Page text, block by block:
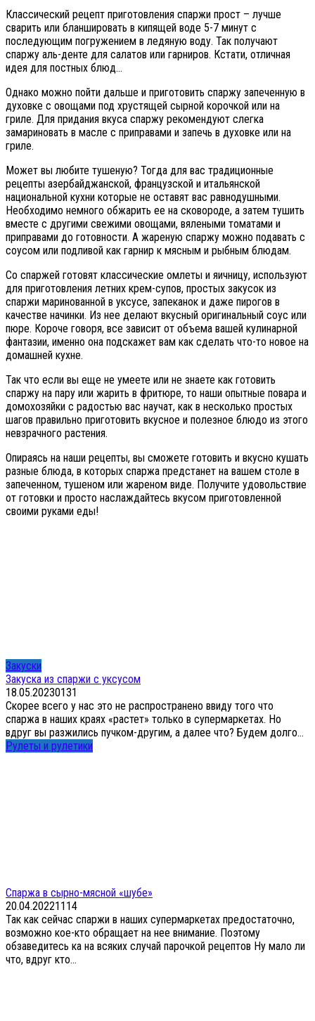
Классический рецепт приготовления спаржи прост – лучше
сварить или бланшировать в кипящей воде 5-7 минут с
последующим погружением в ледяную воду. Так получают
спаржу аль-денте для салатов или гарниров. Кстати, отличная
идея для постных блюд…
Однако можно пойти дальше и приготовить спаржу запеченную в
духовке с овощами под хрустящей сырной корочкой или на
гриле. Для придания вкуса спаржу рекомендуют слегка
замариновать в масле с приправами и запечь в духовке или на
гриле.
Может вы любите тушеную? Тогда для вас традиционные
рецепты азербайджанской, французской и итальянской
национальной кухни которые не оставят вас равнодушными.
Необходимо немного обжарить ее на сковороде, а затем тушить
вместе с другими свежими овощами, вялеными томатами и
приправами до готовности. А жареную спаржу можно подавать с
соусом или подливой как гарнир к мясным и рыбным блюдам.
Со спаржей готовят классические омлеты и яичницу, используют
для приготовления летних крем-супов, простых закусок из
спаржи маринованной в уксусе, запеканок и даже пирогов в
качестве начинки. Из нее делают вкусный оригинальный соус или
пюре. Короче говоря, все зависит от объема вашей кулинарной
фантазии, именно она подскажет вам как сделать что-то новое на
домашней кухне.
Так что если вы еще не умеете или не знаете как готовить
спаржу на пару или жарить в фритюре, то наши опытные повара и
домохозяйки с радостью вас научат, как в несколько простых
шагов правильно приготовить вкусное и полезное блюдо из этого
невзрачного растения.
Опираясь на наши рецепты, вы сможете готовить и вкусно кушать
разные блюда, в которых спаржа предстанет на вашем столе в
запеченном, тушеном или жареном виде. Получите удовольствие
от готовки и просто наслаждайтесь вкусом приготовленной
своими руками еды!
Закуски
Закуска из спаржи с уксусом
18.05.20230131
Скорее всего у нас это не распространено ввиду того что
спаржа в наших краях «растет» только в супермаркетах. Но
вдруг вы разжились пучком-другим, а далее что? Будем долго...
Рулеты и рулетики
Спаржа в сырно-мясной «шубе»
20.04.20221114
Так как сейчас спаржи в наших супермаркетах предостаточно,
возможно кое-кто обращает на нее внимание. Поэтому
обзаведитесь ка на всяких случай парочкой рецептов Ну мало ли
что, вдруг кто...